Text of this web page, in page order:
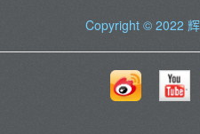
Copyright © 2022